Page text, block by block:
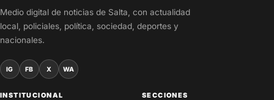
Medio digital de noticias de Salta, con actualidad
local, policiales, política, sociedad, deportes y
nacionales.
IG FB X WA
INSTITUCIONAL SECCIONES